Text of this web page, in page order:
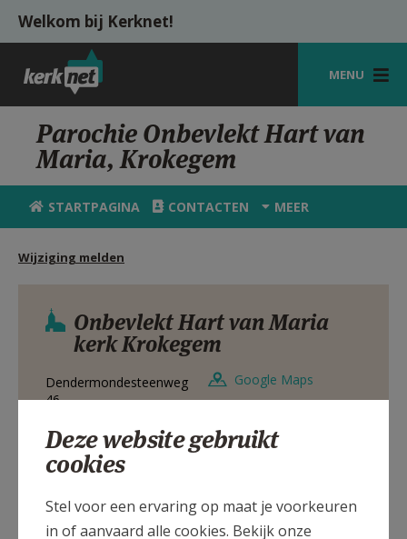
Overslaan en naar de inhoud gaan
Welkom bij Kerknet!
MENU
STARTPAGINA
KERK
VIERINGEN
HULP
MIJN PAROCHIE
AANMELDEN OF REGISTREREN
Parochie Onbevlekt Hart van
Maria, Krokegem
STARTPAGINA CONTACTEN MEER
Wijziging melden
Onbevlekt Hart van Maria
kerk Krokegem
Dendermondesteenweg
46
Google Maps
Dendermondesteenweg 46, 1730 Asse - Krokegem
Deze website gebruikt
cookies
Stel voor een ervaring op maat je voorkeuren
in of aanvaard alle cookies. Bekijk onze